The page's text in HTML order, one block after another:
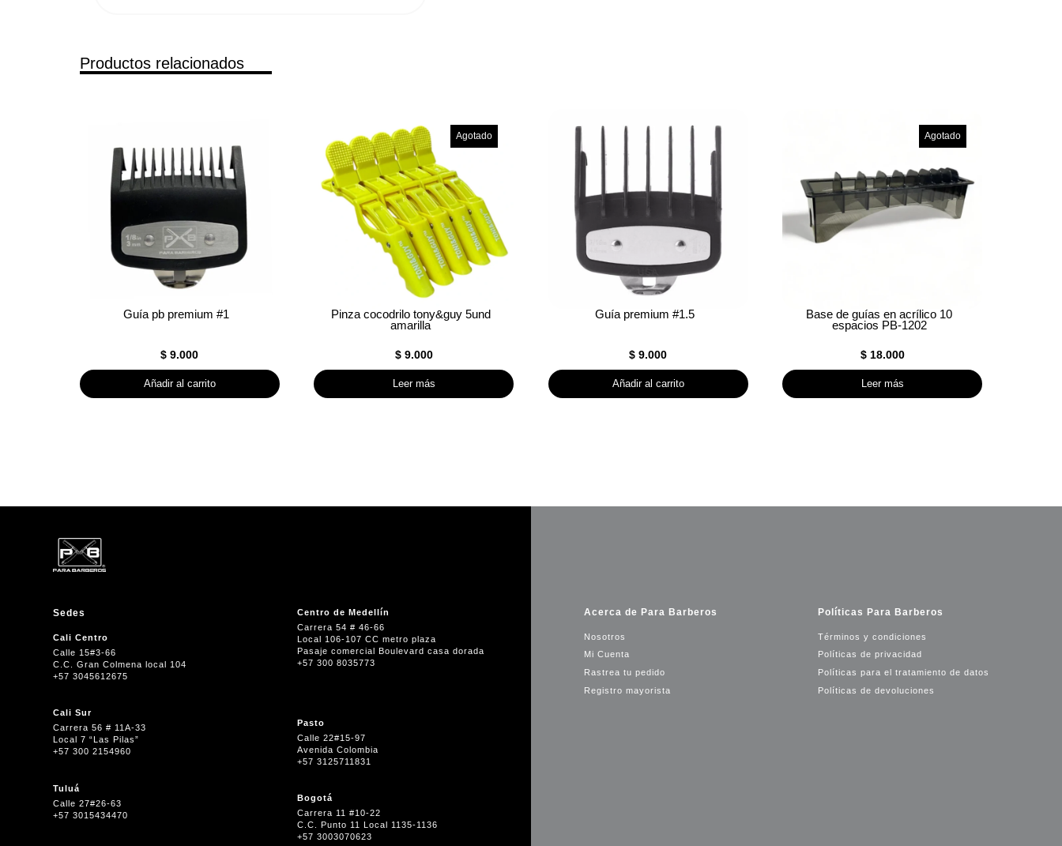
Productos relacionados
Guía pb premium #1
$ 9.000
Añadir al carrito
Agotado
Pinza cocodrilo tony&guy 5und
amarilla
$9.000
Leer más
Guía premium #1.5
$ 9.000
Añadir al carrito
Agotado
Base de guías en acrílico 10
espacios PB-1202
$18.000
Leer más
Sedes
Cali Centro
Calle 15#3-66
C.C. Gran Colmena local 104
+57 3045612675
Cali Sur
Carrera 56 # 11A-33
Local 7 “Las Pilas”
+57 300 2154960
Tuluá
Calle 27#26-63
+57 3015434470
Centro de Medellín
Carrera 54 # 46-66
Local 106-107 CC metro plaza
Pasaje comercial Boulevard casa dorada
+57 300 8035773
Pasto
Calle 22#15-97
Avenida Colombia
+57 3125711831
Bogotá
Carrera 11 #10-22
C.C. Punto 11 Local 1135-1136
+57 3003070623
Acerca de Para Barberos
Nosotros
Mi Cuenta
Rastrea tu pedido
Registro mayorista
Políticas Para Barberos
Términos y condiciones
Políticas de privacidad
Políticas para el tratamiento de datos
Políticas de devoluciones